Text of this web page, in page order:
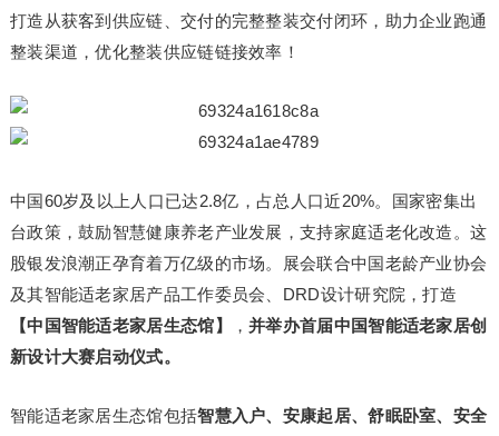
打造从获客到供应链、交付的完整整装交付闭环，助力企业跑通
整装渠道，优化整装供应链链接效率！
中国60岁及以上人口已达2.8亿，占总人口近20%。国家密集出
台政策，鼓励智慧健康养老产业发展，支持家庭适老化改造。这
股银发浪潮正孕育着万亿级的市场。展会联合中国老龄产业协会
及其智能适老家居产品工作委员会、DRD设计研究院，打造
【中国智能适老家居生态馆】
，并举办首届中国智能适老家居创
新设计大赛启动仪式。
智能适老家居生态馆包括智慧入户、安康起居、舒眠卧室、安全